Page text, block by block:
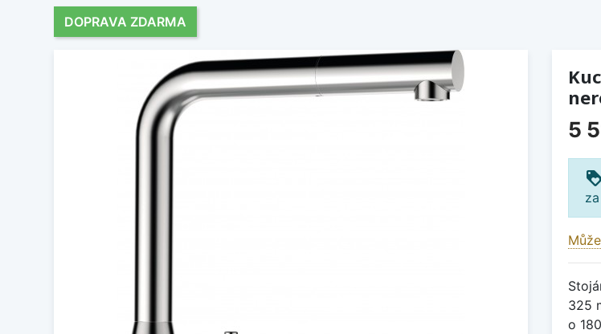
DOPRAVA ZDARMA
5
325
o